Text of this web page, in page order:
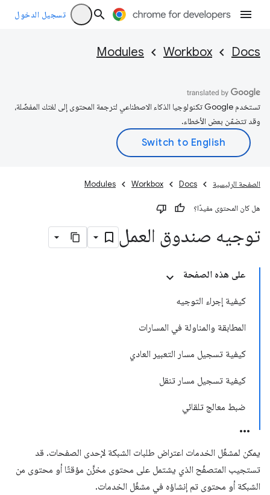
تسجيل الدخول
Docs
Workbox
Modules
تستخدم Google تكنولوجيا الذكاء الاصطناعي لترجمة المحتوى إلى لغتك المفضّلة،
وقد تتضمّن بعض الأخطاء.
الصفحة الرئيسية Docs
Workbox
Modules
هل كان المحتوى مفيدًا؟
توجيه صندوق العمل
على هذه الصفحة
كيفية إجراء التوجيه
المطابقة والمناولة في المسارات
كيفية تسجيل مسار التعبير العادي
كيفية تسجيل مسار تنقل
ضبط معالج تلقائي
يمكن لمشغّل الخدمات اعتراض طلبات الشبكة لإحدى الصفحات. قد
تستجيب المتصفّح الذي يشتمل على محتوى مخزَّن مؤقتًا أو محتوى من
الشبكة أو محتوى تم إنشاؤه في مشغّل الخدمات.